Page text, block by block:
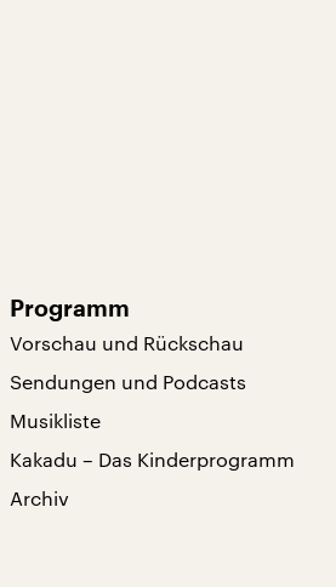
Programm
Vorschau und Rückschau
Sendungen und Podcasts
Musikliste
Kakadu – Das Kinderprogramm
Archiv